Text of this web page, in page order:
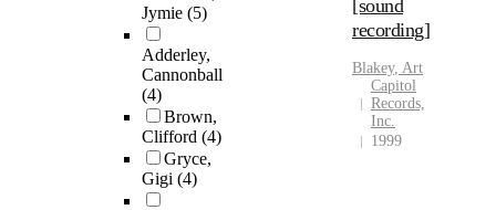
Jymie (5)
Adderley,
Cannonball
(4)
Brown,
Clifford (4)
Gryce,
Gigi (4)
[sound
recording]
Blakey, Art
Capitol
Records,
Inc.
1999